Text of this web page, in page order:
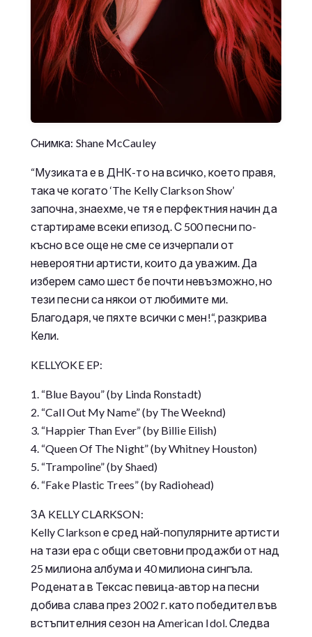
Снимка: Shane McCauley
“Музиката е в ДНК-то на всичко, което правя,
така че когато ‘The Kelly Clarkson Show’
започна, знаехме, че тя е перфектния начин да
стартираме всеки епизод. С 500 песни по-
късно все още не сме се изчерпали от
невероятни артисти, които да уважим. Да
изберем само шест бе почти невъзможно, но
тези песни са някои от любимите ми.
Благодаря, че пяхте всички с мен!“, разкрива
Кели.
KELLYOKE EP:
1. “Blue Bayou” (by Linda Ronstadt)
2. “Call Out My Name” (by The Weeknd)
3. “Happier Than Ever” (by Billie Eilish)
4. “Queen Of The Night” (by Whitney Houston)
5. “Trampoline” (by Shaed)
6. “Fake Plastic Trees” (by Radiohead)
ЗА KELLY CLARKSON:
Kelly Clarkson е сред най-популярните артисти
на тази ера с общи световни продажби от над
25 милиона албума и 40 милиона сингъла.
Родената в Тексас певица-автор на песни
добива слава през 2002 г. като победител във
встъпителния сезон на American Idol. Следва